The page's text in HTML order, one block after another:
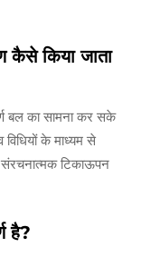
कैसे किया जाता
बल का सामना कर सके
के माध्यम से
संरचनात्मक टिकाऊपन
है?